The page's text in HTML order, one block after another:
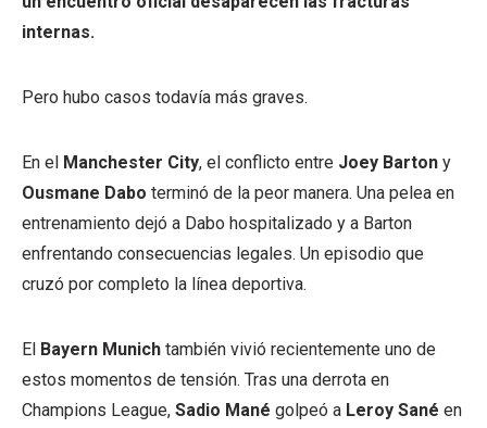
internas.
Pero hubo casos todavía más graves.
En el Manchester City, el conflicto entre Joey Barton y
Ousmane Dabo terminó de la peor manera. Una pelea en
entrenamiento dejó a Dabo hospitalizado y a Barton
enfrentando consecuencias legales. Un episodio que
cruzó por completo la línea deportiva.
El Bayern Munich también vivió recientemente uno de
estos momentos de tensión. Tras una derrota en
Champions League, Sadio Mané golpeó a Leroy Sané en